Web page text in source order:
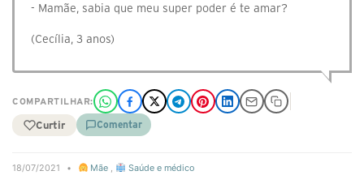
- Mamãe, sabia que meu super poder é te amar?
(Cecília, 3 anos)
COMPARTILHAR:
Curtir Comentar
18/07/2021 • Mãe , Saúde e médico